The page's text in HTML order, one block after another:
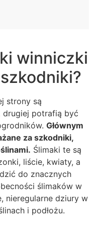
winniczki
strony są
drugiej potrafią być
Głównym
za szkodniki,
Ślimaki te są
liście, kwiaty, a
do znacznych
ślimaków w
nieregularne dziury w
i podłożu.